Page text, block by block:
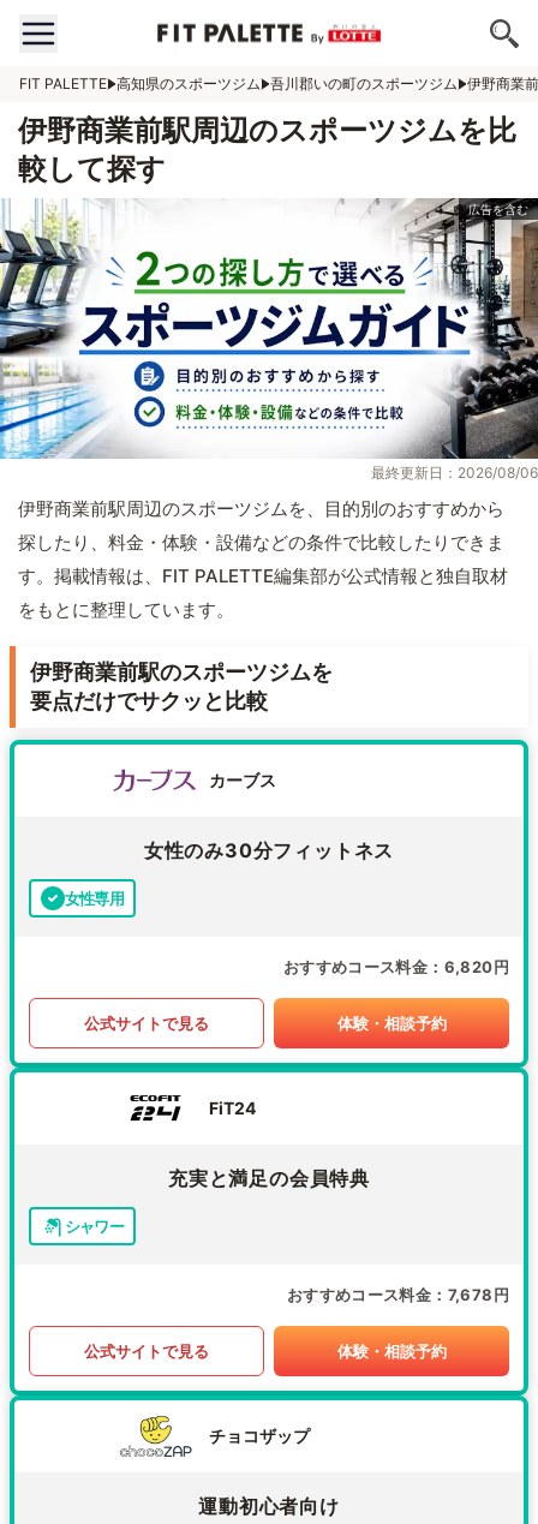
FIT PALETTE 高知県のスポーツジム 吾川郡いの町のスポーツジム 伊野商業
伊野商業前駅周辺のスポーツジムを比
較して探す
最終更新日：2026/08/06
伊野商業前駅周辺のスポーツジムを、目的別のおすすめから
探したり、料金・体験・設備などの条件で比較したりできま
す。掲載情報は、FIT PALETTE編集部が公式情報と独自取材
をもとに整理しています。
伊野商業前駅のスポーツジムを
要点だけでサクッと比較
カーブス
女性のみ30分フィットネス
女性専用
おすすめコース料金 6,820円
公式サイトで見る 体験・相談予約
FiT24
充実と満足の会員特典
シャワー
おすすめコース料金 7,678円
公式サイトで見る 体験・相談予約
チョコザップ
運動初心者向け